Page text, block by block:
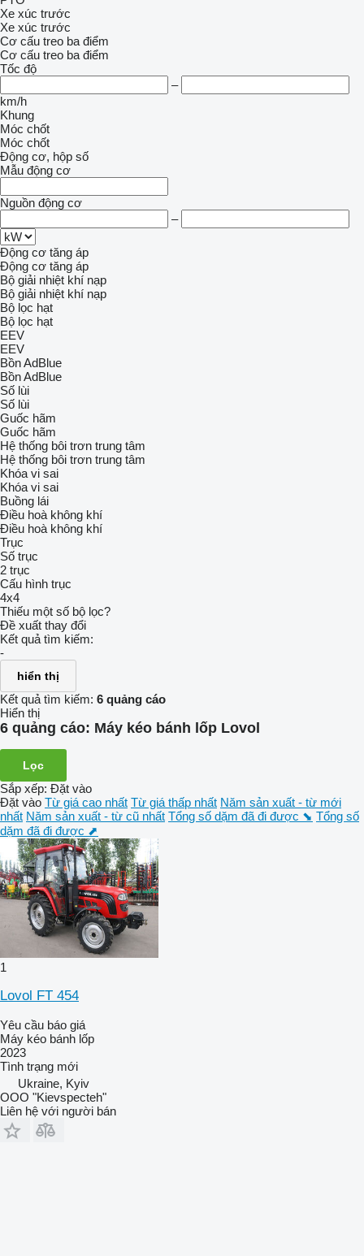
Xe xúc trước
Xe xúc trước
Cơ cấu treo ba điểm
Cơ cấu treo ba điểm
Tốc độ
–
km/h
Khung
Móc chốt
Móc chốt
Động cơ, hộp số
Mẫu động cơ
Nguồn động cơ
–
Động cơ tăng áp
Động cơ tăng áp
Bộ giải nhiệt khí nạp
Bộ giải nhiệt khí nạp
Bộ lọc hạt
Bộ lọc hạt
EEV
EEV
Bồn AdBlue
Bồn AdBlue
Số lùi
Số lùi
Guốc hãm
Guốc hãm
Hệ thống bôi trơn trung tâm
Hệ thống bôi trơn trung tâm
Khóa vi sai
Khóa vi sai
Buồng lái
Điều hoà không khí
Điều hoà không khí
Trục
Số trục
2 trục
Cấu hình trục
4x4
Thiếu một số bộ lọc?
Đề xuất thay đổi
Kết quả tìm kiếm:
-
hiển thị
Kết quả tìm kiếm: 6 quảng cáo
Hiển thị
6 quảng cáo: Máy kéo bánh lốp Lovol
Lọc
Sắp xếp: Đặt vào
Đặt vào Từ giá cao nhất Từ giá thấp nhất Năm sản xuất - từ mới
nhất Năm sản xuất - từ cũ nhất Tổng số dặm đã đi được ⬊ Tổng số
dặm đã đi được ⬈
1
Lovol FT 454
Yêu cầu báo giá
Máy kéo bánh lốp
2023
Tình trạng mới
Ukraine, Kyiv
OOO "Kievspecteh"
Liên hệ với người bán